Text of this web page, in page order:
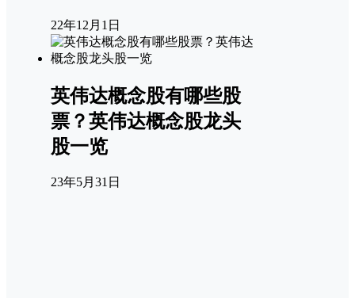
22年12月1日
英伟达概念股有哪些股
票？英伟达概念股龙头
股一览
23年5月31日